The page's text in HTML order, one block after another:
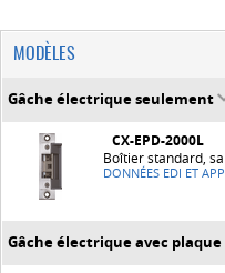
MODÈLES
Gâche électrique seulement
CX-EPD-2000L
Boîtier standard,
DONNÉES EDI ET
Gâche électrique avec plaque